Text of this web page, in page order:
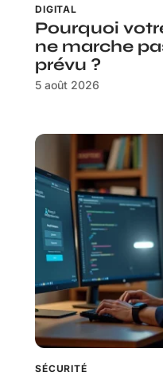
DIGITAL
Pourquoi
ne marche
prévu ?
5 août 2026
SÉCURITÉ